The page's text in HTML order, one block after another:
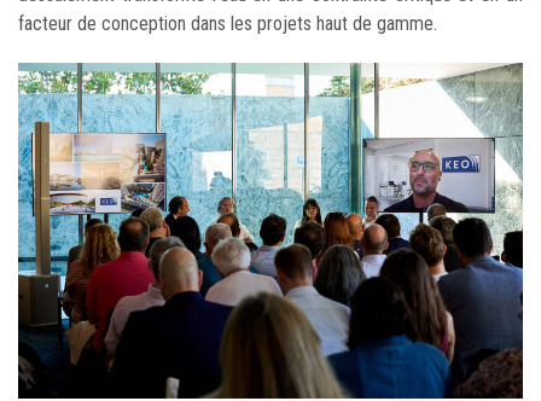
facteur de conception dans les projets haut de gamme.